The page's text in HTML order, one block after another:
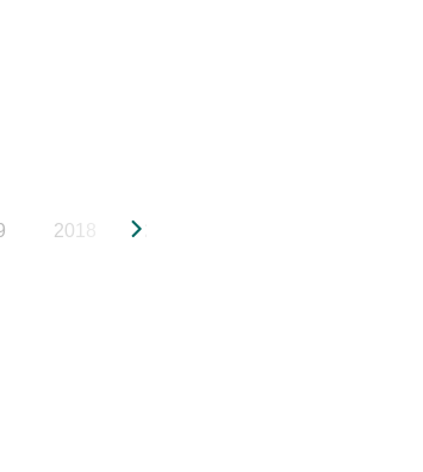
2018